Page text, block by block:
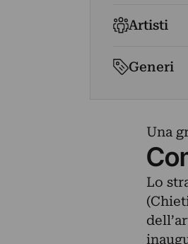
Artisti
Generi
Una
Lo